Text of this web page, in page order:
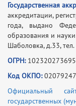
Государственная
аккредитации,
года, выдано
образования и
Шаболовка, д.33,
ОГРН:
Код ОКПО:02079247
Официальный
государственных